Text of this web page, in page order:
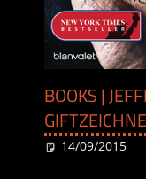
BOOKS |
14/09/2015